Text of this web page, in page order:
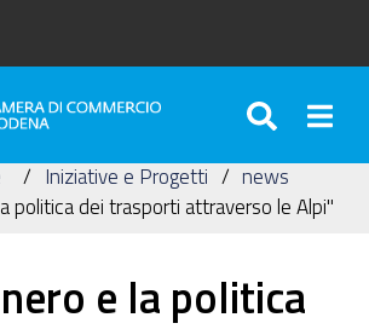
Iniziative e Progetti
news
politica dei trasporti attraverso le Alpi"
e la politica